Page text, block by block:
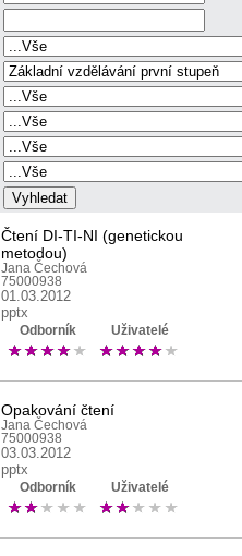
Čtení DI-TI-NI (genetickou
metodou)
Jana Čechová
75000938
01.03.2012
pptx
Odborník Uživatelé
Opakování čtení
Jana Čechová
75000938
03.03.2012
pptx
Odborník Uživatelé